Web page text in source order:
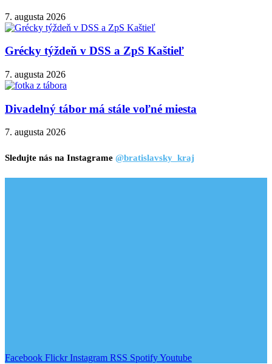
7. augusta 2026
Grécky týždeň v DSS a ZpS Kaštieľ
7. augusta 2026
Divadelný tábor má stále voľné miesta
7. augusta 2026
Sledujte nás na Instagrame @bratislavsky_kraj
Facebook Flickr Instagram RSS SpotifyYoutube